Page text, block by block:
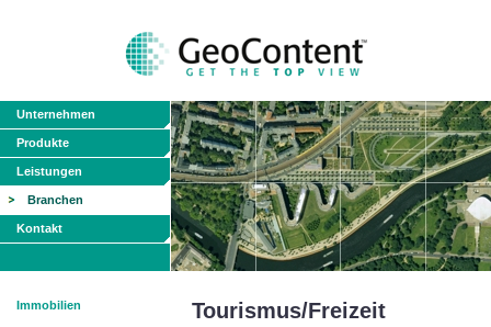
Unternehmen
Produkte
Leistungen
Branchen
Kontakt
Immobilien Tourismus/Freizeit